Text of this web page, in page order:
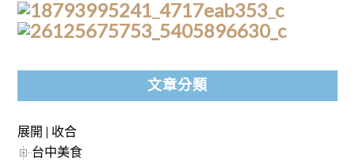
文章分類
展開 | 收合
台中美食